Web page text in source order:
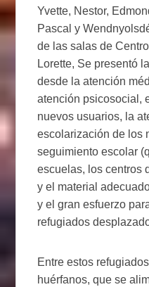
Yvette, Nestor,
Pascal y
de las salas de
Lorette, Se presentó
desde la atención
atención psicosocial,
nuevos usuarios, la
escolarización de los
seguimiento escolar
escuelas, los centros
y el material
y el gran esfuerzo
refugiados
Entre estos
huérfanos, que se